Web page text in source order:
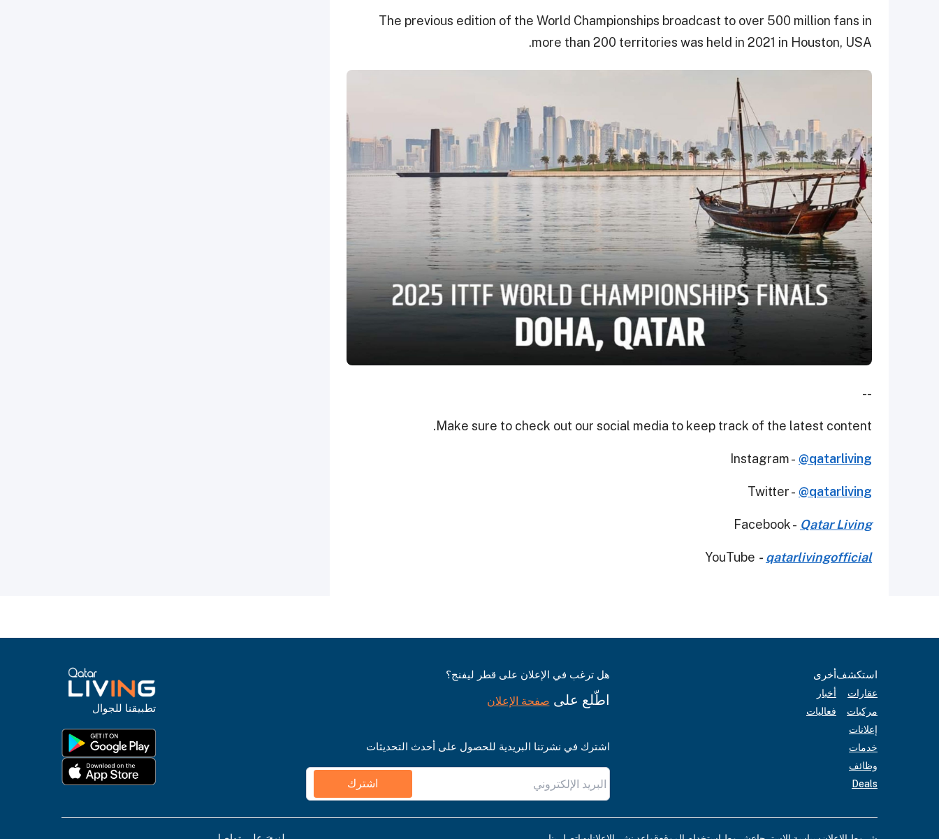
The previous edition of the World Championships broadcast to over 500 million fans in
more than 200 territories was held in 2021 in Houston, USA.
--
Make sure to check out our social media to keep track of the latest content.
Instagram - @qatarliving
Twitter - @qatarliving
Facebook - Qatar Living
YouTube - qatarlivingofficial
استكشف
عقارات
مركبات
إعلانات
خدمات
وظائف
Deals
أخرى
أخبار
فعاليات
هل ترغب في الإعلان على قطر ليفنج؟
اطّلع على صفحة الإعلان
اشترك في نشرتنا البريدية للحصول على أحدث التحديثات
اشترك
تطبيقنا للجوال